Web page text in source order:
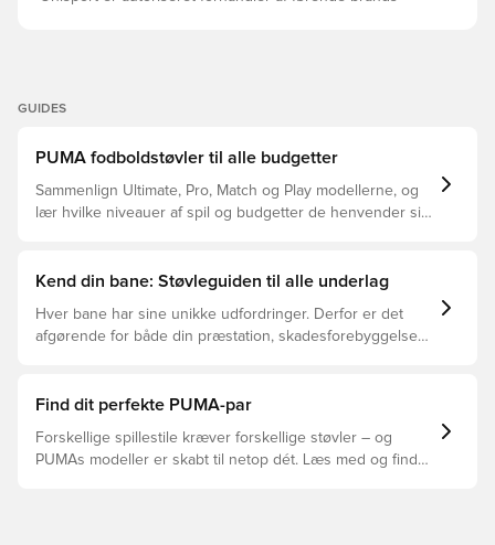
GUIDES
PUMA fodboldstøvler til alle budgetter
Sammenlign Ultimate, Pro, Match og Play modellerne, og
lær hvilke niveauer af spil og budgetter de henvender sig
Kend din bane: Støvleguiden til alle underlag
Hver bane har sine unikke udfordringer. Derfor er det
afgørende for både din præstation, skadesforebyggelse
støvler der er det bedste valg til de forskellige typer
Find dit perfekte PUMA-par
Forskellige spillestile kræver forskellige støvler – og
PUMAs modeller er skabt til netop dét. Læs med og find